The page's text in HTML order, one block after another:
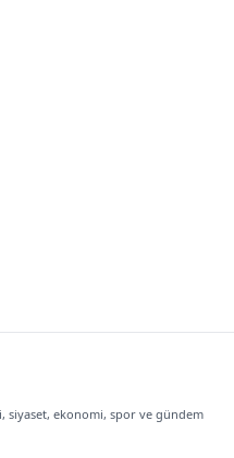
siyaset, ekonomi, spor ve gündem